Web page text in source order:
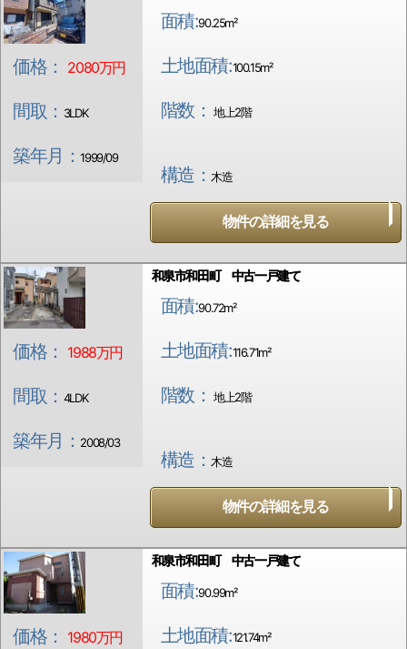
価格： 2080万円
間取： 3LDK
築年月：1999/09
面積:90.25m²
土地面積:100.15m²
階数： 地上2階
構造：木造
物件の詳細を見る
価格： 1988万円
間取： 4LDK
築年月： 2008/03
和泉市和田町 中古一戸建て
面積:90.72m²
土地面積:116.71m²
階数： 地上2階
構造：木造
物件の詳細を見る
価格： 1980万円
和泉市和田町 中古一戸建て
面積:90.99m²
土地面積:121.74m²